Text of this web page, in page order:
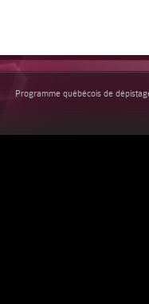
Programme québécois de